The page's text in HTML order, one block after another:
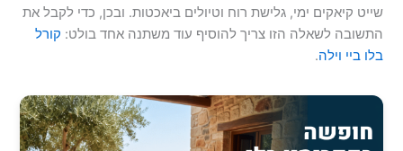
שייט קיאקים ימי, גלישת רוח וטיולים ביאכטות. ובכן, כדי לקבל את
התשובה לשאלה הזו צריך להוסיף עוד משתנה אחד בולט: קורל
בלו ביי וילה.